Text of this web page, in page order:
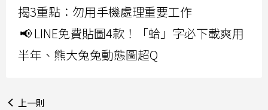
揭3重點：勿用手機處理重要工作
📢 LINE免費貼圖4款！「蛤」字必下載爽用
半年、熊大兔兔動態圖超Q
上一則